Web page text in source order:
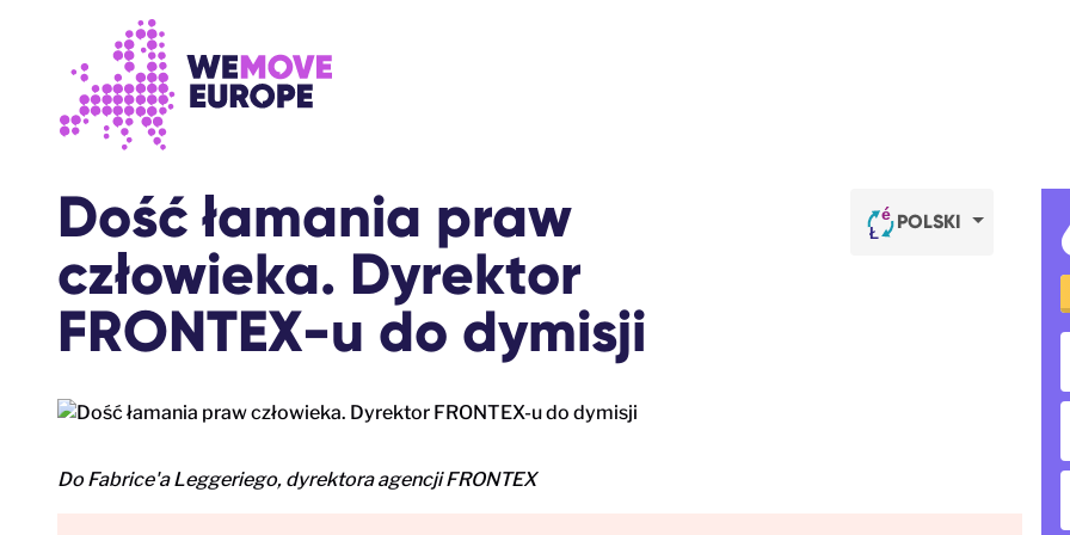
POLSKI
Dość łamania praw
człowieka. Dyrektor
FRONTEX-u do dymisji
Do Fabrice'a Leggeriego, dyrektora agencji FRONTEX